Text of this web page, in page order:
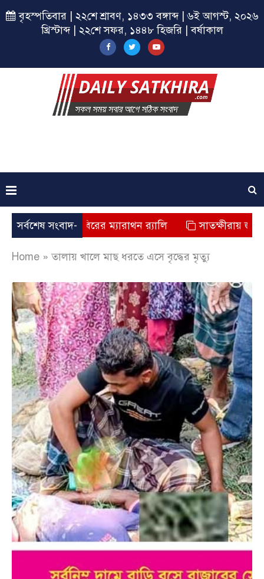
বৃহস্পতিবার | ২২শে শ্রাবণ, ১৪৩৩ বঙ্গাব্দ | ৬ই আগস্ট, ২০২৬
খ্রিস্টাব্দ | ২২শে সফর, ১৪৪৮ হিজরি | বর্ষাকাল
সর্বশেষ সংবাদ-
ছাত্রশিবিরের ম্যারাথন র‌্যালি সাতক্ষীরায় জুলাই
Home »তালায় খালে মাছ ধরতে এসে বৃদ্ধের মৃত্যু